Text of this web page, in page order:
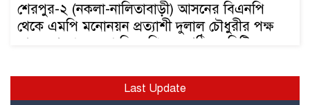
শেরপুর-২ (নকলা-নালিতাবাড়ী) আসনের বিএনপি
থেকে এমপি মনোনয়ন প্রত্যাশী দুলাল চৌধুরীর পক্ষ
থেকে শেরপুর জেলা বিএনপির নবগঠিত কমিটির
Last Update